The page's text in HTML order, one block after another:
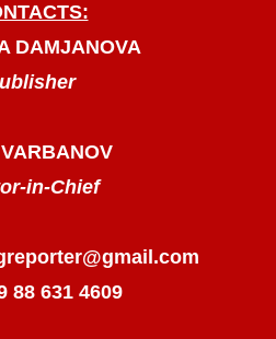
DAMJANOVA
in-Chief
88 631 4609